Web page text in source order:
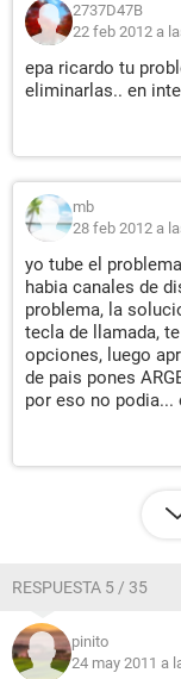
2737D47B
22 feb 2012 a
epa ricardo tu
eliminarlas.. en
mb
28 feb 2012 a
yo tube el
habia canales de
problema, la
tecla de llamada,
opciones, luego
de pais pones
por eso no podia...
RESPUESTA 5 / 35
pinito
24 may 2011 a